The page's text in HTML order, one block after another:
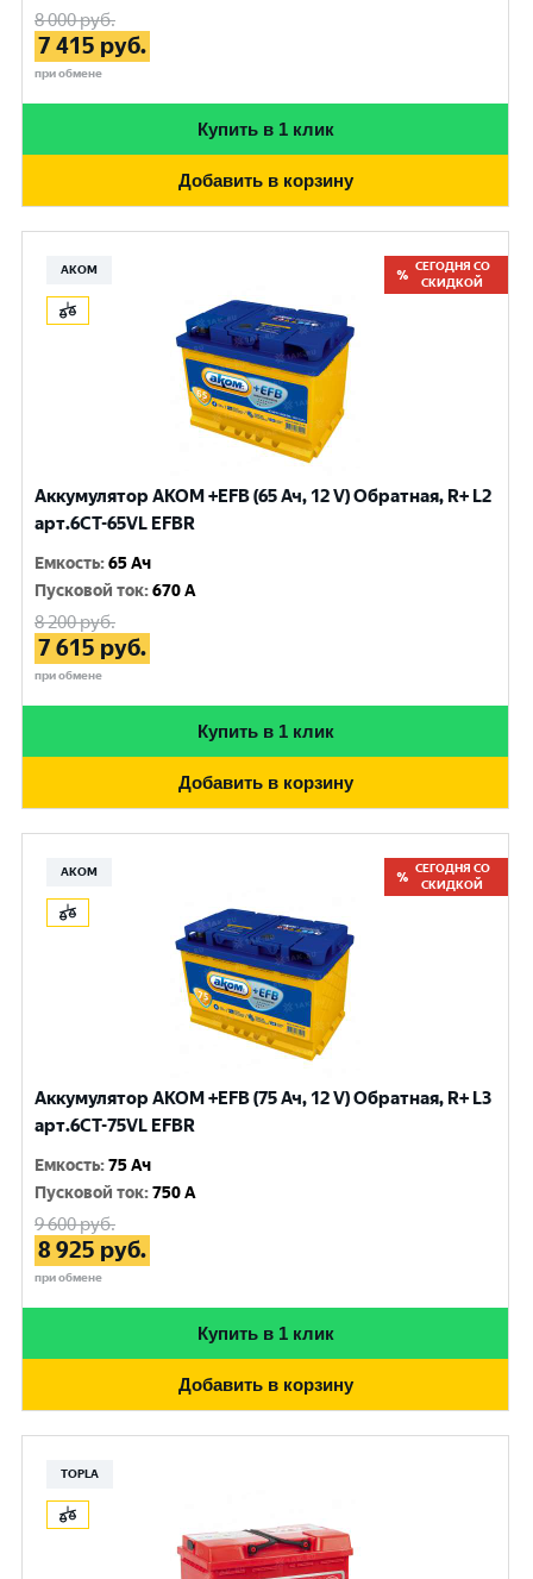
8 000руб.
7 415 руб.
при обмене
Купить в 1 клик
Добавить в корзину
АКОМ
СЕГОДНЯ СО
СКИДКОЙ
Аккумулятор AKOM +EFB (65 Ач, 12 V) Обратная, R+ L2
арт.6CT-65VL EFBR
Емкость:65 Ач
Пусковой ток:670 A
8 200руб.
7 615 руб.
при обмене
Купить в 1 клик
Добавить в корзину
АКОМ
СЕГОДНЯ СО
СКИДКОЙ
Аккумулятор AKOM +EFB (75 Ач, 12 V) Обратная, R+ L3
арт.6СТ-75VL EFBR
Емкость:75 Ач
Пусковой ток:750 A
9 600руб.
8 925 руб.
при обмене
Купить в 1 клик
Добавить в корзину
TOPLA